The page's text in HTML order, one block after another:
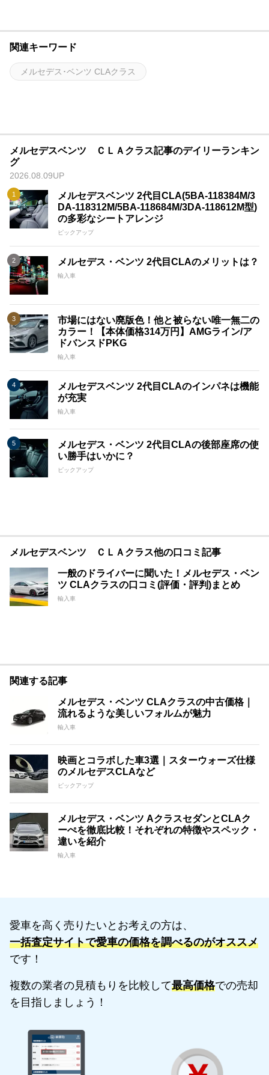
関連キーワード
メルセデス･ベンツ CLAクラス
メルセデスベンツ ＣＬＡクラス記事のデイリーランキン
グ
2026.08.09UP
メルセデスベンツ 2代目CLA(5BA-118384M/3
DA-118312M/5BA-118684M/3DA-118612M型)
の多彩なシートアレンジ
ピックアップ
メルセデス・ベンツ 2代目CLAのメリットは？
輸入車
市場にはない廃版色！他と被らない唯一無二の
カラー！【本体価格314万円】AMGライン/ア
ドバンスドPKG
輸入車
メルセデスベンツ 2代目CLAのインパネは機能
が充実
輸入車
メルセデス・ベンツ 2代目CLAの後部座席の使
い勝手はいかに？
ピックアップ
メルセデスベンツ ＣＬＡクラス他の口コミ記事
一般のドライバーに聞いた！メルセデス・ベン
ツ CLAクラスの口コミ(評価・評判)まとめ
輸入車
関連する記事
メルセデス・ベンツ CLAクラスの中古価格｜
流れるような美しいフォルムが魅力
輸入車
映画とコラボした車3選｜スターウォーズ仕様
のメルセデスCLAなど
ピックアップ
メルセデス・ベンツ AクラスセダンとCLAク
ーぺを徹底比較！それぞれの特徴やスペック・
違いを紹介
輸入車
愛車を高く売りたいとお考えの方は、
一括査定サイトで愛車の価格を調べるのがオススメ
です！
複数の業者の見積もりを比較して最高価格での売却
を目指しましょう！